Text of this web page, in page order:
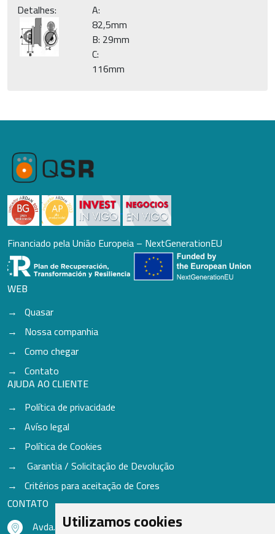
Utilizamos cookies
Detalhes:
A:
82,5mm
B: 29mm
C:
116mm
Financiado pela União Europeia – NextGenerationEU
WEB
Quasar
Nossa companhia
Como chegar
Contato
AJUDA AO CLIENTE
Política de privacidade
Avíso legal
Política de Cookies
Garantia / Solicitação de Devolução
Critérios para aceitação de Cores
CONTATO
Avda. do Freixo - Sardoma, 13